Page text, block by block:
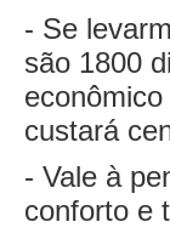
- Se
são 1800
custará
- Vale à
conforto e